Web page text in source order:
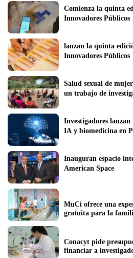
Comienza la quinta
Innovadores Públicos
lanzan la quinta
Innovadores Públicos
Salud sexual de
Investigadores
IA y biomedicina en
Inauguran espacio
American Space
MuCi ofrece una
gratuita para la
Conacyt pide
financiar a